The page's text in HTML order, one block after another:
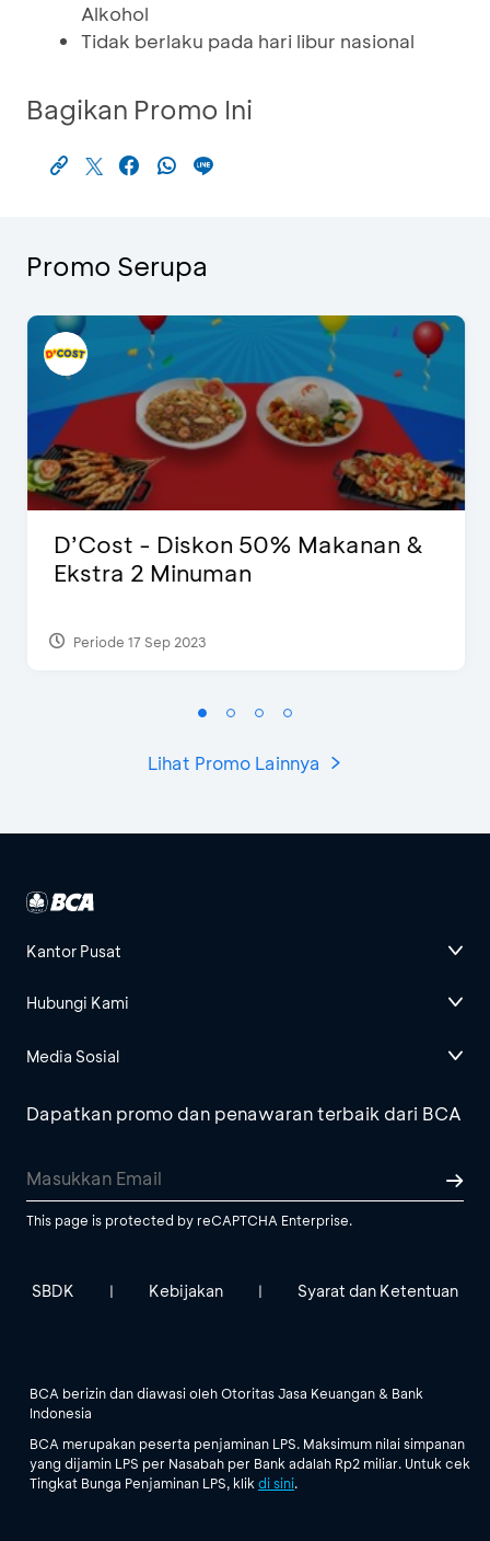
Alkohol
Tidak berlaku pada hari libur nasional
Bagikan Promo Ini
Promo Serupa
D’Cost - Diskon 50% Makanan &
Ekstra 2 Minuman
Periode 17 Sep 2023
Lihat Promo Lainnya
Kantor Pusat
Hubungi Kami
Media Sosial
Dapatkan promo dan penawaran terbaik dari BCA
This page is protected by reCAPTCHA Enterprise.
SBDK | Kebijakan | Syarat dan Ketentuan
BCA berizin dan diawasi oleh Otoritas Jasa Keuangan & Bank
Indonesia
BCA merupakan peserta penjaminan LPS. Maksimum nilai simpanan
yang dijamin LPS per Nasabah per Bank adalah Rp2 miliar. Untuk cek
Tingkat Bunga Penjaminan LPS, klik di sini.